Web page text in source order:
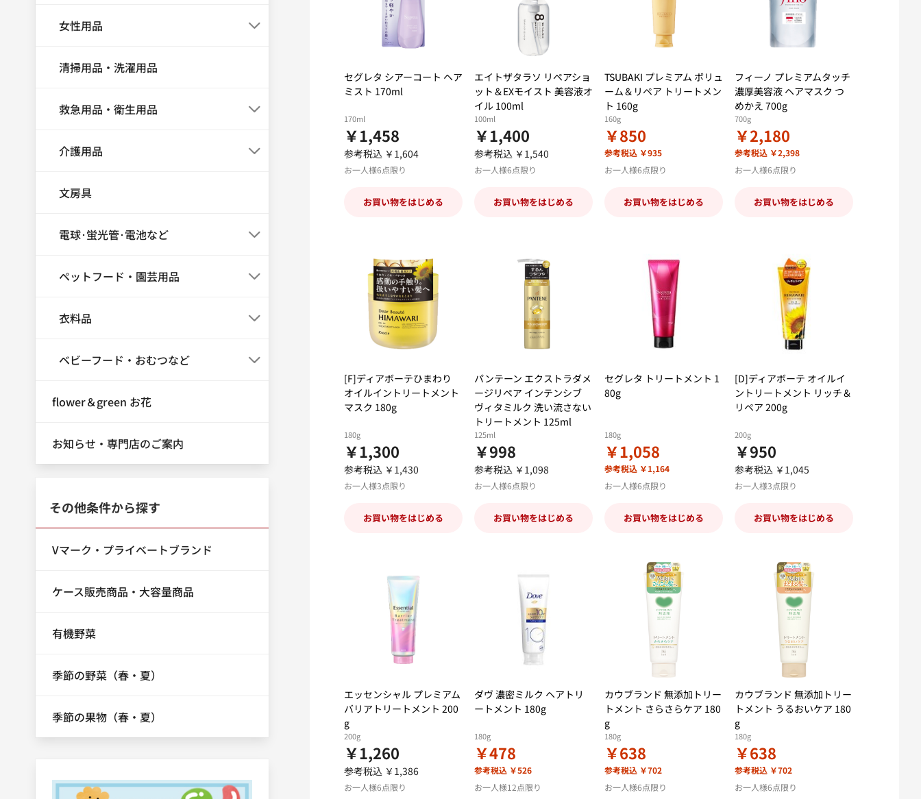
女性用品
清掃用品・洗濯用品
救急用品・衛生用品
介護用品
文房具
電球･蛍光管･電池など
ペットフード・園芸用品
衣料品
ベビーフード・おむつなど
flower＆green お花
お知らせ・専門店のご案内
その他条件から探す
Vマーク・プライベートブランド
ケース販売商品・大容量商品
有機野菜
季節の野菜（春・夏）
季節の果物（春・夏）
セグレタ シアーコート ヘア
ミスト 170ml
170ml
￥1,458
参考税込 ￥1,604
お一人様6点限り
お買い物をはじめる
エイトザタラソ リペアショ
ット＆EXモイスト 美容液オ
イル 100ml
100ml
￥1,400
参考税込 ￥1,540
お一人様6点限り
お買い物をはじめる
TSUBAKI プレミアム ボリュ
ーム＆リペア トリートメン
ト 160g
160g
￥850
参考税込 ￥935
お一人様6点限り
お買い物をはじめる
フィーノ プレミアムタッチ
濃厚美容液 ヘアマスク つ
めかえ 700g
700g
￥2,180
参考税込 ￥2,398
お一人様6点限り
お買い物をはじめる
[F]ディアボーテひまわり
オイルイントリートメント
マスク 180g
180g
￥1,300
参考税込 ￥1,430
お一人様3点限り
お買い物をはじめる
パンテーン エクストラダメ
ージリペア インテンシブ
ヴィタミルク 洗い流さない
トリートメント 125ml
125ml
￥998
参考税込 ￥1,098
お一人様6点限り
お買い物をはじめる
セグレタ トリートメント 1
80g
180g
￥1,058
参考税込 ￥1,164
お一人様6点限り
お買い物をはじめる
[D]ディアボーテ オイルイ
ントリートメント リッチ＆
リペア 200g
200g
￥950
参考税込 ￥1,045
お一人様3点限り
お買い物をはじめる
エッセンシャル プレミアム
バリアトリートメント 200
g
200g
￥1,260
参考税込 ￥1,386
お一人様6点限り
ダヴ 濃密ミルク ヘアトリ
ートメント 180g
180g
￥478
参考税込 ￥526
お一人様12点限り
カウブランド 無添加トリー
トメント さらさらケア 180
g
180g
￥638
参考税込 ￥702
お一人様6点限り
カウブランド 無添加トリー
トメント うるおいケア 180
g
180g
￥638
参考税込 ￥702
お一人様6点限り